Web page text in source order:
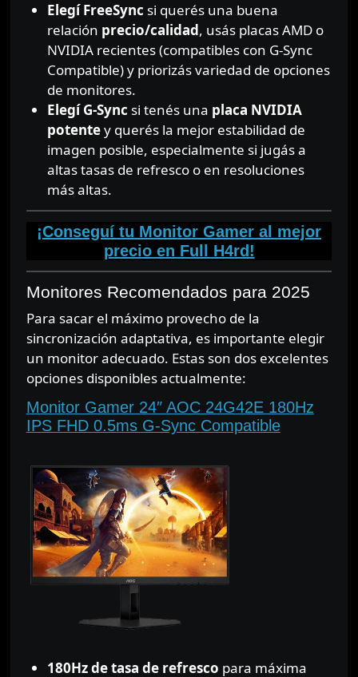
Elegí FreeSync si querés una buena
relación precio/calidad, usás placas AMD o
NVIDIA recientes (compatibles con G-Sync
Compatible) y priorizás variedad de opciones
de monitores.
Elegí G-Sync si tenés una placa NVIDIA
potentey querés la mejor estabilidad de
imagen posible, especialmente si jugás a
altas tasas de refresco o en resoluciones
más altas.
¡Conseguí tu Monitor Gamer al mejor
precio en Full H4rd!
Monitores Recomendados para 2025
Para sacar el máximo provecho de la
sincronización adaptativa, es importante elegir
un monitor adecuado. Estas son dos excelentes
opciones disponibles actualmente:
Monitor Gamer 24″ AOC 24G42E 180Hz
IPS FHD 0.5ms G-Sync Compatible
180Hz de tasa de refresco para máxima